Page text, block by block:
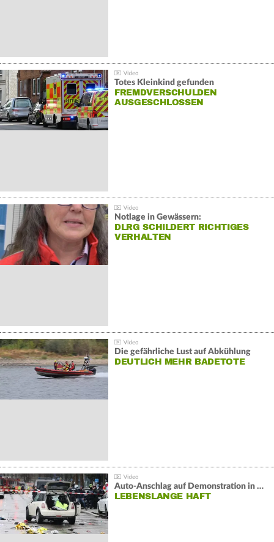
Totes Kleinkind gefunden
FREMDVERSCHULDEN
AUSGESCHLOSSEN
Notlage in Gewässern:
DLRG SCHILDERT RICHTIGES
VERHALTEN
Die gefährliche Lust auf Abkühlung
DEUTLICH MEHR BADETOTE
Auto-Anschlag auf Demonstration in München:
LEBENSLANGE HAFT